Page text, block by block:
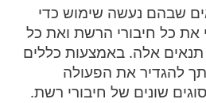
שבהם נעשה שימוש כדי
את כל חיבורי הרשת ואת כל
תנאים אלה. באמצעות כללים
להגדיר את הפעולה
שונים של חיבורי רשת.